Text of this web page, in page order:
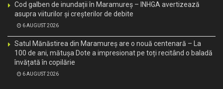
Cod galben de inundații în Maramureș – INHGA avertizează
asupra viiturilor și creșterilor de debite
6 AUGUST 2026
Satul Mănăstirea din Maramureș are o nouă centenară – La
100 de ani, mătușa Dote a impresionat pe toți recitând o baladă
învățată în copilărie
6 AUGUST 2026